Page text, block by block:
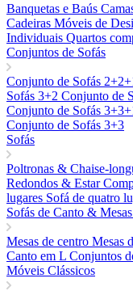
Banquetas e Baús
Cadeiras Móveis de
Individuais Quartos
Conjuntos de Sofás
Conjunto de Sofás
Sofás 3+2 Conjunto de
Conjunto de Sofás
Conjunto de Sofás 3+3
Sofás
Poltronas & Chaise-
Redondos & Estar
lugares Sofá de quatro
Sofás de Canto &
Mesas de centro Mesas
Canto em L Conjuntos
Móveis Clássicos